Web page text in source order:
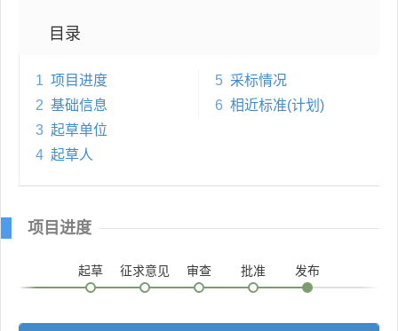
目录
1 项目进度
2 基础信息
3 起草单位
4 起草人
5 采标情况
6 相近标准(计划)
项目进度
起草 征求意见 审查 批准 发布